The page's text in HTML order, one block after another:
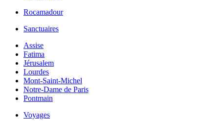
Rocamadour
Sanctuaires
Assise
Fatima
Jérusalem
Lourdes
Mont-Saint-Michel
Notre-Dame de Paris
Pontmain
Voyages